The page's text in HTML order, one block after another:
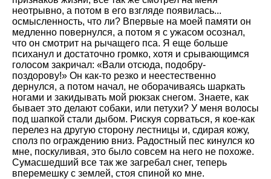
неотрывно, а потом в его взгляде появилась...
осмысленность, что ли? Впервые на моей памяти он
медленно повернулся, а потом я с ужасом осознал,
что он смотрит на рычащего пса. Я еще больше
психанул и достаточно громко, хотя и срывающимся
голосом закричал: «Вали отсюда, подобру-
поздорову!» Он как-то резко и неестественно
дернулся, а потом начал, не оборачиваясь шаркать
ногами и закидывать мой рюкзак снегом. Знаете, как
бывает это делают собаки, или петухи? У меня волосы
под шапкой стали дыбом. Рискуя сорваться, я кое-как
перелез на другую сторону лестницы и, сдирая кожу,
сполз по ограждению вниз. Радостный пес кинулся ко
мне, поскуливая, это было совсем на него не похоже.
Сумасшедший все так же загребал снег, теперь
вперемешку с землей, стоя спиной ко мне.